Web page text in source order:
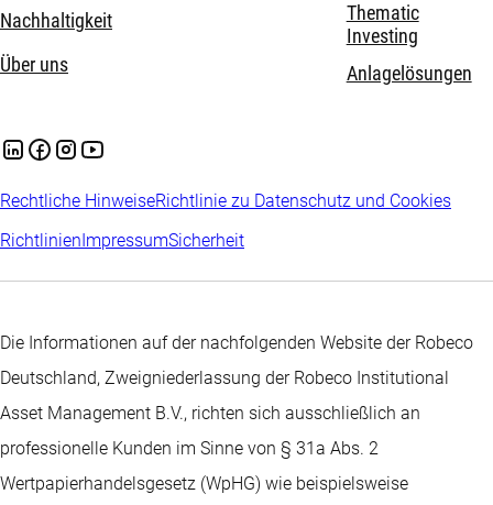
Nachhaltigkeit
Über uns
Thematic
Investing
Anlagelösungen
Rechtliche HinweiseRichtlinie zu Datenschutz und Cookies
RichtlinienImpressumSicherheit
Die Informationen auf der nachfolgenden Website der Robeco
Deutschland, Zweigniederlassung der Robeco Institutional
Asset Management B.V., richten sich ausschließlich an
professionelle Kunden im Sinne von § 31a Abs. 2
Wertpapierhandelsgesetz (WpHG) wie beispielsweise